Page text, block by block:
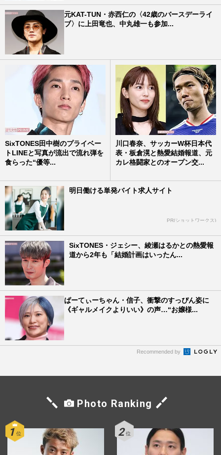
元KAT-TUN・赤西仁の〈42歳のバースデーライ
ブ〉に上田竜也、中丸雄一も参加...
SixTONES田中樹のプライベー
トLINEと写真が流出で流れ弾を
食らった“優等...
川口春奈、サッカーW杯日本代
表・板倉滉と熱愛結婚報道、元
カレ格闘家とのオープン交...
明日働ける単発バイト求人サイト
PR(ショットワークス)
SixTONES・ジェシー、綾瀬はるかとの熱愛報
道から2年も「結婚計画はいったん...
ぱーてぃーちゃん・信子、衝撃のすっぴん姿に
《ギャルメイクよりいい》の声…“お嬢様...
Recommended by
Photo Ranking